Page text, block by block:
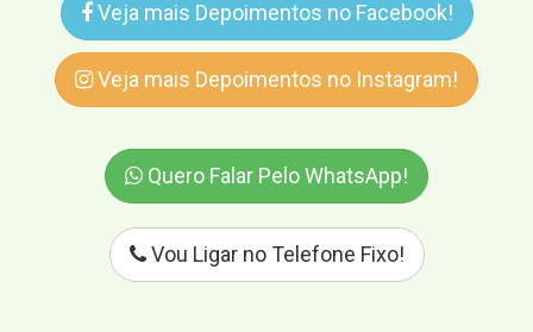
Veja mais Depoimentos no Facebook!
Veja mais Depoimentos no Instagram!
Quero Falar Pelo WhatsApp!
Vou Ligar no Telefone Fixo!